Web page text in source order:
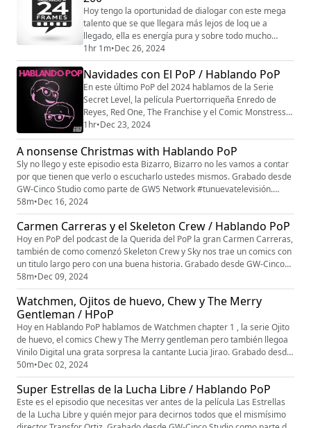
en www.gwcinco.com. siguenos en instagram
@gw_cinco Pat...
Hoy tengo la oportunidad de dialogar con este mega
talento que se que llegara más lejos de loq ue a
llegado, ella es energía pura y sobre todo mucho
talento, espero que les guste la conversación con Bri
la Pelua. Grabado desde GW-Cinco Studio como parte
de GW5 Network #tunuevatelevisión. Puedes ver toda
la programación en www.gwcinco.com. siguenos en
instagram @gw_cinco Patreon: patreon.com/gw5...
1hr 1m•Dec 26, 2024
Navidades con El PoP / Hablando PoP ￼
En este último PoP del 2024 hablamos de la Serie
Secret Level, la película Puertorriqueña Enredo de
Reyes, Red One, The Franchise y el Comic Monstress .
Disfrutemos de este PoPa hasta volvernos a ver en el
2025 Grabado desde GW-Cinco Studio como parte de
GW5 Network #tunuevatelevisión. Puedes ver toda la
programación en www.gwcinco.com. siguenos en
instagram @gw_cinco Patreon: patreon.com/gw5ne...
1hr•Dec 23, 2024
A nonsense Christmas with Hablando PoP
Sly no llego y este episodio esta Bizarro, Bizarro no les vamos a contar
por que tienen que verlo o escucharlo ustedes mismos. Grabado desde
GW-Cinco Studio como parte de GW5 Network #tunuevatelevisión.
Puedes ver toda la programación en www.gwcinco.com. siguenos en
instagram @gw_cinco Patreon: patreon.com/gw5network
patreon.com/hablandopop
58m•Dec 16, 2024
Carmen Carreras y el Skeleton Crew / Hablando PoP
Hoy en PoP del podcast de la Querida del PoP la gran Carmen Carreras,
también de como comenzó Skeleton Crew y Sky nos trae un comics con
un titulo largo pero con una buena historia. Grabado desde GW-Cinco
Studio como parte de GW5 Network #tunuevatelevisión. Puedes ver
toda la programación en www.gwcinco.com. siguenos en instagram
@gw_cinco Patreon: patreon.com/gw5network
patreon.com/hablandopop
58m•Dec 09, 2024
Watchmen, Ojitos de huevo, Chew y The Merry
Gentleman / HPoP
Hoy en Hablando PoP hablamos de Watchmen chapter 1 , la serie Ojito
de huevo, el comics Chew y The Merry gentleman pero también llegoa
Vinilo Digital una grata sorpresa la cantante Lucia Jirao. Grabado desde
GW-Cinco Studio como parte de GW5 Network #tunuevatelevisión.
Puedes ver toda la programación en www.gwcinco.com. siguenos en
instagram @gw_cinco Patreon: patreon.com/gw5network patreon.com...
50m•Dec 02, 2024
Super Estrellas de la Lucha Libre / Hablando PoP
Este es el episodio que necesitas ver antes de la película Las Estrellas
de la Lucha Libre y quién mejor para decirnos todos que el mismísimo